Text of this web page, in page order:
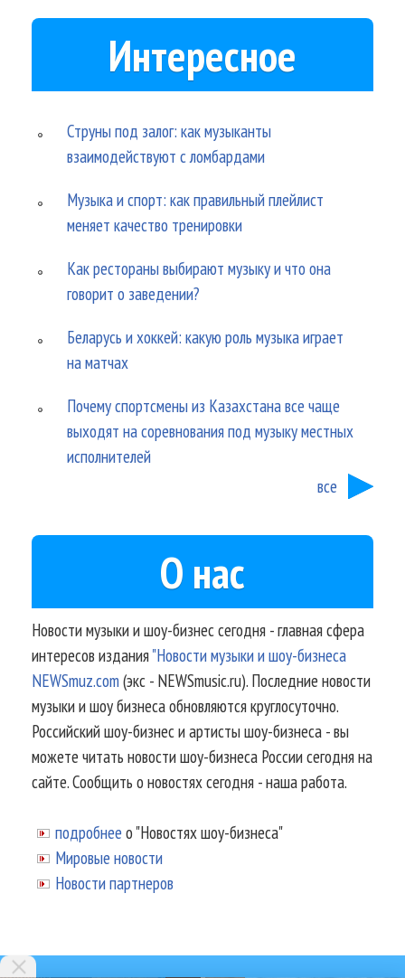
Интересное
Струны под залог: как музыканты
взаимодействуют с ломбардами
Музыка и спорт: как правильный плейлист
меняет качество тренировки
Как рестораны выбирают музыку и что она
говорит о заведении?
Беларусь и хоккей: какую роль музыка играет
на матчах
Почему спортсмены из Казахстана все чаще
выходят на соревнования под музыку местных
исполнителей
все
О нас
Новости музыки и шоу-бизнес сегодня - главная сфера
интересов издания"Новости музыки и шоу-бизнеса
NEWSmuz.com(экс - NEWSmusic.ru). Последние новости
музыки и шоу бизнеса обновляются круглосуточно.
Российский шоу-бизнес и артисты шоу-бизнеса - вы
можете читать новости шоу-бизнеса России сегодня на
сайте. Сообщить о новостях сегодня - наша работа.
подробнее о "Новостях шоу-бизнеса"
Мировые новости
Новости партнеров